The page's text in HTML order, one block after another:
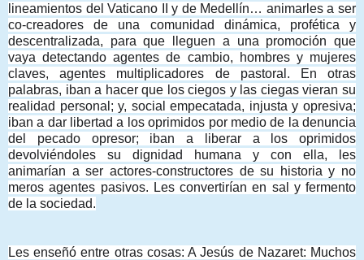
lineamientos del Vaticano II y de Medellín… animarles a ser
co-creadores de una comunidad dinámica, profética y
descentralizada, para que lleguen a una promoción que
vaya detectando agentes de cambio, hombres y mujeres
claves, agentes multiplicadores de pastoral. En otras
palabras, iban a hacer que los ciegos y las ciegas vieran su
realidad personal; y, social empecatada, injusta y opresiva;
iban a dar libertad a los oprimidos por medio de la denuncia
del pecado opresor; iban a liberar a los oprimidos
devolviéndoles su dignidad humana y con ella, les
animarían a ser actores-constructores de su historia y no
meros agentes pasivos. Les convertirían en sal y fermento
de la sociedad.
Les enseñó entre otras cosas: A Jesús de Nazaret: Muchos